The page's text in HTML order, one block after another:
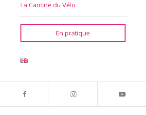
La Cantine du Vélo
En pratique